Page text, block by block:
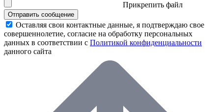
Прикрепить файл
Отправить сообщение
Оставляя свои контактные данные, я подтверждаю свое
совершеннолетие, согласие на обработку персональных
данных в соответствии с Политикой конфиденциальности
данного сайта